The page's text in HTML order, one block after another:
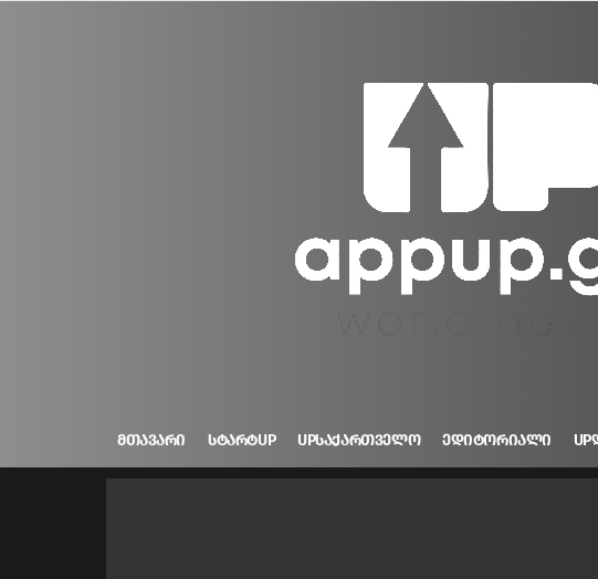
ᲛᲗᲐᲕᲐᲠᲘ ᲡᲢᲐᲠᲢUP UPᲡᲐᲥᲐᲠᲗᲕᲔᲚᲝ ᲔᲓᲘᲢᲝᲠᲘᲐᲚᲘ